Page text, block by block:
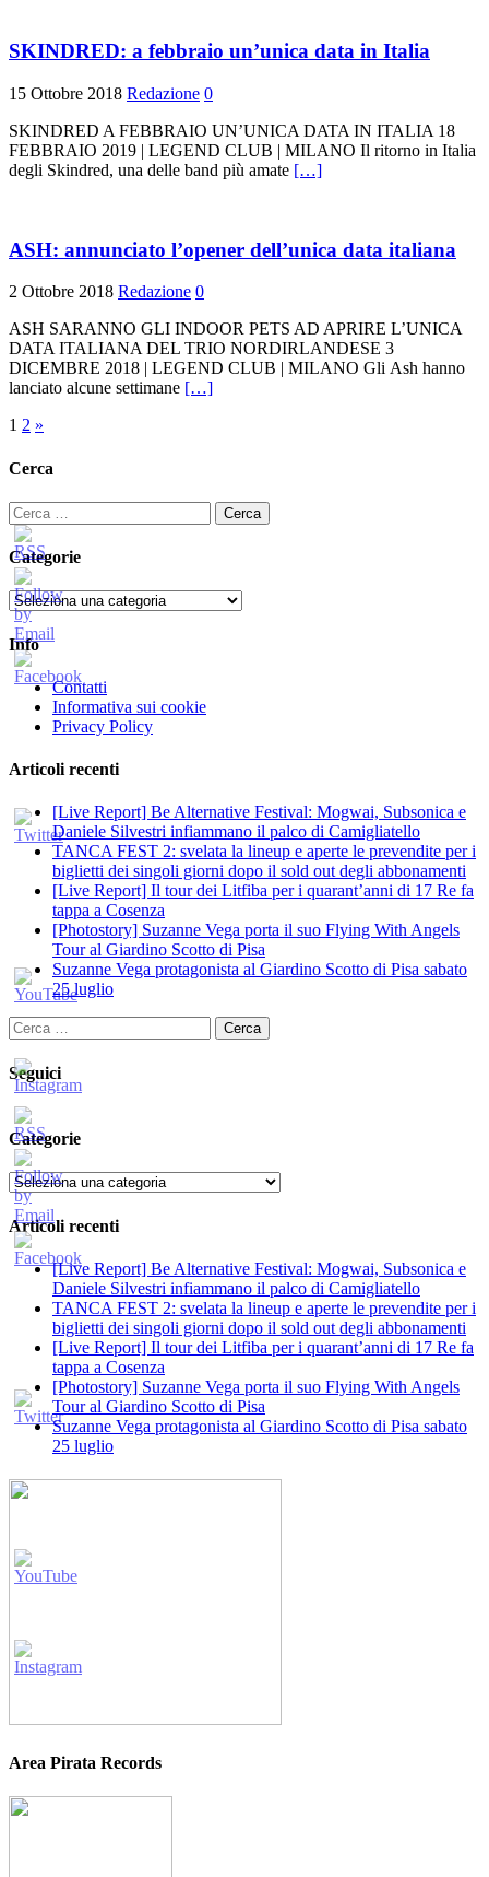
SKINDRED: a febbraio un’unica data in Italia
15 Ottobre 2018 Redazione 0
SKINDRED A FEBBRAIO UN’UNICA DATA IN ITALIA 18
FEBBRAIO 2019 | LEGEND CLUB | MILANO Il ritorno in Italia
degli Skindred, una delle band più amate […]
ASH: annunciato l’opener dell’unica data italiana
2 Ottobre 2018 Redazione 0
ASH SARANNO GLI INDOOR PETS AD APRIRE L’UNICA
DATA ITALIANA DEL TRIO NORDIRLANDESE 3
DICEMBRE 2018 | LEGEND CLUB | MILANO Gli Ash hanno
lanciato alcune settimane […]
Paginazione
degli
1 2 »
Cerca
Ricerca
per:
Categorie
Categorie
Info
Contatti
Informativa sui cookie
Privacy Policy
Articoli recenti
[Live Report] Be Alternative Festival: Mogwai, Subsonica e
Daniele Silvestri infiammano il palco di Camigliatello
TANCA FEST 2: svelata la lineup e aperte le prevendite per i
biglietti dei singoli giorni dopo il sold out degli abbonamenti
[Live Report] Il tour dei Litfiba per i quarant’anni di 17 Re fa
tappa a Cosenza
[Photostory] Suzanne Vega porta il suo Flying With Angels
Tour al Giardino Scotto di Pisa
Suzanne Vega protagonista al Giardino Scotto di Pisa sabato
25 luglio
Ricerca
per:
Seguici
Categorie
Categorie
Articoli recenti
[Live Report] Be Alternative Festival: Mogwai, Subsonica e
Daniele Silvestri infiammano il palco di Camigliatello
TANCA FEST 2: svelata la lineup e aperte le prevendite per i
biglietti dei singoli giorni dopo il sold out degli abbonamenti
[Live Report] Il tour dei Litfiba per i quarant’anni di 17 Re fa
tappa a Cosenza
[Photostory] Suzanne Vega porta il suo Flying With Angels
Tour al Giardino Scotto di Pisa
Suzanne Vega protagonista al Giardino Scotto di Pisa sabato
25 luglio
Area Pirata Records